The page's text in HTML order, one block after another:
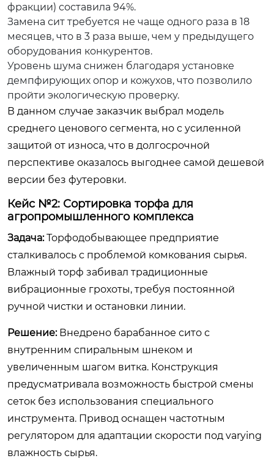
фракции) составила 94%.
Замена сит требуется не чаще одного раза в 18
месяцев, что в 3 раза выше, чем у предыдущего
оборудования конкурентов.
Уровень шума снижен благодаря установке
демпфирующих опор и кожухов, что позволило
пройти экологическую проверку.
В данном случае заказчик выбрал модель
среднего ценового сегмента, но с усиленной
защитой от износа, что в долгосрочной
перспективе оказалось выгоднее самой дешевой
версии без футеровки.
Кейс №2: Сортировка торфа для
агропромышленного комплекса
Задача:Торфодобывающее предприятие
сталкивалось с проблемой комкования сырья.
Влажный торф забивал традиционные
вибрационные грохоты, требуя постоянной
ручной чистки и остановки линии.
Решение:Внедрено барабанное сито с
внутренним спиральным шнеком и
увеличенным шагом витка. Конструкция
предусматривала возможность быстрой смены
сеток без использования специального
инструмента. Привод оснащен частотным
регулятором для адаптации скорости под varying
влажность сырья.